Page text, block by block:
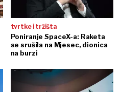
tvrtke i tržišta
Poniranje SpaceX-a: Raketa
se srušila na Mjesec, dionica
na burzi